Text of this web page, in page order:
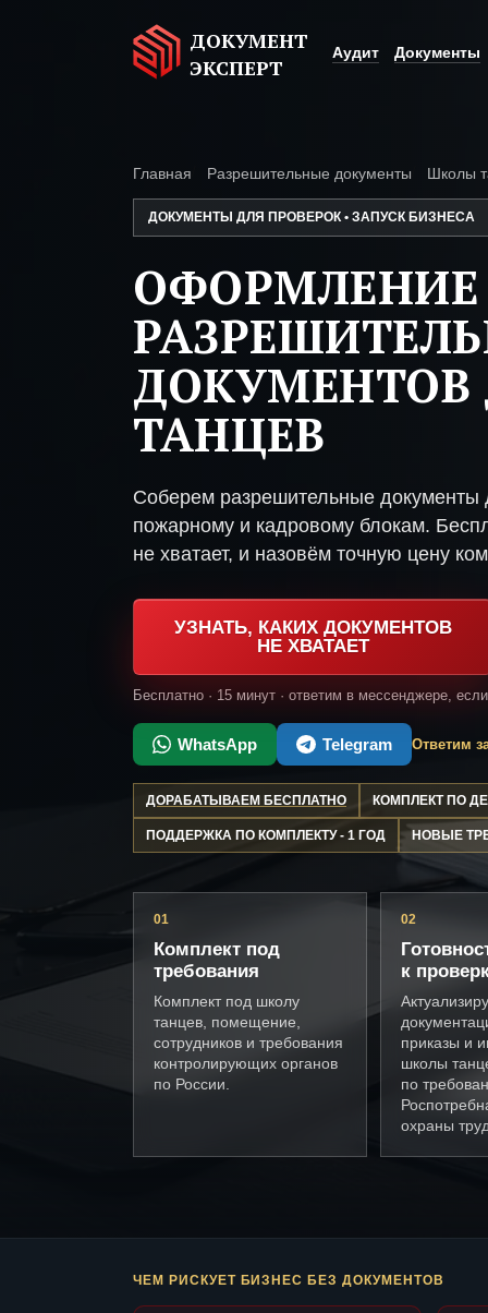
ДОКУМЕНТ
ЭКСПЕРТ
Аудит Документы
Главная Разрешительные документы Школы
ДОКУМЕНТЫ ДЛЯ ПРОВЕРОК • ЗАПУСК БИЗНЕСА
ОФОРМЛЕНИЕ
ТАНЦЕВ
Соберем разрешительные документы
пожарному и кадровому блокам.
не хватает, и назовём точную цену
УЗНАТЬ, КАКИХ ДОКУМЕНТОВ
НЕ ХВАТАЕТ
Бесплатно · 15 минут · ответим в мессенджере,
WhatsApp Telegram Ответим
ДОРАБАТЫВАЕМ БЕСПЛАТНО КОМПЛЕКТ ПО
ПОДДЕРЖКА ПО КОМПЛЕКТУ - 1 ГОД НОВЫЕ
01
Комплект под
требования
Комплект под школу
танцев, помещение,
сотрудников и требования
контролирующих органов
по России.
02
к
приказы и
школы
по
охраны
ЧЕМ РИСКУЕТ БИЗНЕС БЕЗ ДОКУМЕНТОВ